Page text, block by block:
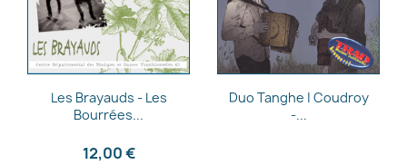
Aperçu rapide
Les Brayauds - Les
Bourrées...
12,00 €
Aperçu rapide
Duo Tanghe | Coudroy
-...